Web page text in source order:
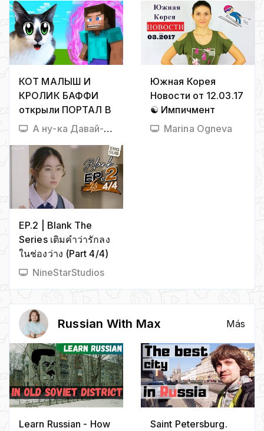
КОТ МАЛЫШ И
КРОЛИК БАФФИ
открыли ПОРТАЛ В
МАЙНКРАФТ!
ЧЕЛЛЕНДЖ
НАЙДИ КРИПЕРА !
MINECRAFT in real
life
А ну-ка Давай-ка
Южная Корея
Новости от 12.03.17
☯ Импичмент
президента +
Санкции Китая +
Marina Ogneva
EP.2 | Blank The
Series เติมคำว่ารักลง
ในช่องว่าง (Part 4/4)
NineStarStudios
Russian With Max Más
Learn Russian - How
Saint Petersburg.